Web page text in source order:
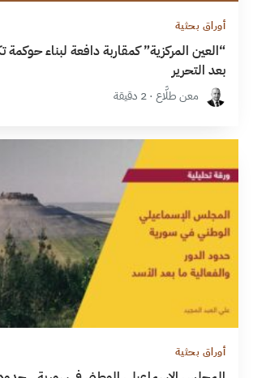
أوراق بحثية
“العين المركزية” كمقاربة دافعة لبناء حوكمة
بعد التحرير
معن طلَّاع · 2 دقيقة
أوراق بحثية